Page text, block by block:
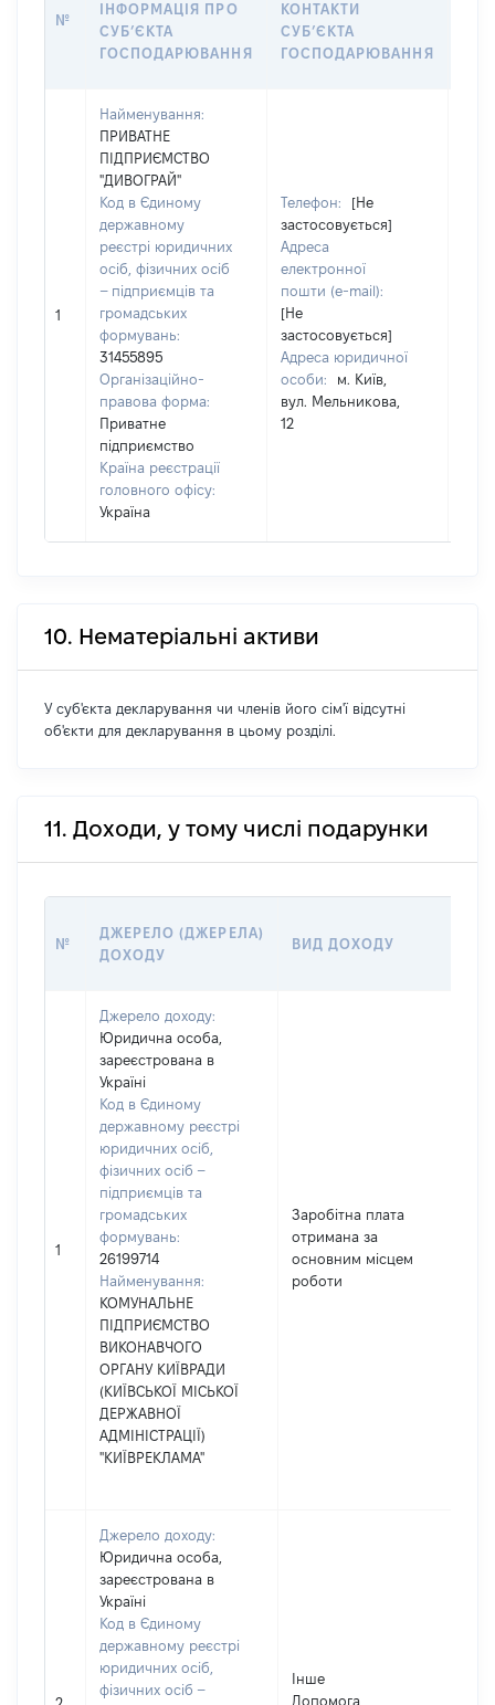
№
ІНФОРМАЦІЯ ПРО
СУБʼЄКТА
ГОСПОДАРЮВАННЯ
КОНТАКТИ
СУБʼЄКТА
ГОСПОДАРЮВАННЯ
1
Найменування:
ПРИВАТНЕ
ПІДПРИЄМСТВО
"ДИВОГРАЙ"
Код в Єдиному
державному
реєстрі юридичних
осіб, фізичних осіб
– підприємців та
громадських
формувань:
31455895
Організаційно-
правова форма:
Приватне
підприємство
Країна реєстрації
головного офісу:
Україна
Телефон:
[Не
застосовується]
Адреса
електронної
пошти (e-mail):
[Не
застосовується]
Адреса юридичної
особи:
м. Київ,
вул. Мельникова,
12
10. Нематеріальні активи
У суб'єкта декларування чи членів його сім'ї відсутні
об'єкти для декларування в цьому розділі.
11. Доходи, у тому числі подарунки
№
ДЖЕРЕЛО (ДЖЕРЕЛА)
ДОХОДУ
ВИД ДОХОДУ
1
Джерело доходу:
Юридична особа,
зареєстрована в
Україні
Код в Єдиному
державному реєстрі
юридичних осіб,
фізичних осіб –
підприємців та
громадських
формувань:
26199714
Найменування:
КОМУНАЛЬНЕ
ПІДПРИЄМСТВО
ВИКОНАВЧОГО
ОРГАНУ КИЇВРАДИ
(КИЇВСЬКОЇ МІСЬКОЇ
ДЕРЖАВНОЇ
АДМІНІСТРАЦІЇ)
"КИЇВРЕКЛАМА"
Заробітна плата
отримана за
основним місцем
роботи
Джерело доходу:
Юридична особа,
зареєстрована в
Україні
Код в Єдиному
державному реєстрі
юридичних осіб,
фізичних осіб –
Інше
Допомога